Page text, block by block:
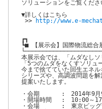
ソリューションをご覧くださ
▼詳しくはこちら
>>
┏┓
┗■ 【展示会】国際物流総合
本展示会では、「ムダなし
「5つのムダをなくすソリ
今まで捨てていた回生エネ
シリーズや、高調波問題を
提案いたします。
・会期 　　　:　2014年9
・開場時間 　:　10:00～
・会場 　　　:　東京ビッ